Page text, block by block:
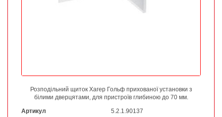
Розподільний щиток Хагер Гольф прихованої установки з
білими дверцятами, для пристроїв глибиною до 70 мм.
Артикул
5.2.1.90137